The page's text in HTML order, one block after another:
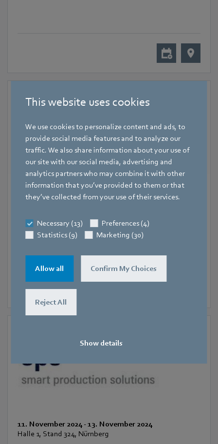
This website uses cookies
We use cookies to personalize content and ads, to
provide social media features and to analyze our
traffic. We also share information about your use of
our site with our social media, advertising and
analytics partners who may combine it with other
information that you’ve provided to them or that
they’ve collected from your use of their services.
Necessary (13)
Preferences (4)
Statistics (9)
Marketing (30)
Allow all Confirm My Choices
Reject All
Show details
18. November 2024-20. November 2024
Halle 7, Lyon
11. November 2024-13. November 2024
Halle 1, Stand 324, Nürnberg